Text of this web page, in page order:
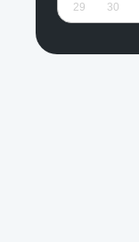
29
30